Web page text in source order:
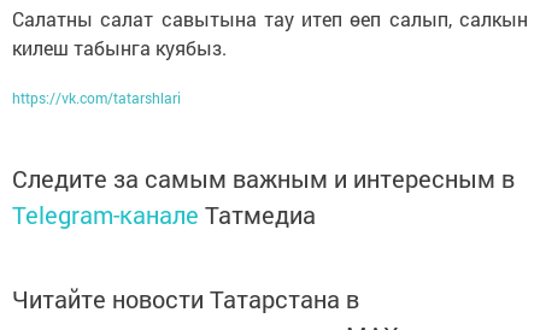
Салатны салат савытына тау итеп өеп салып, салкын
килеш табынга куябыз.
https://vk.com/tatarshlari
Следите за самым важным и интересным в
Telegram-канале Татмедиа
Читайте новости Татарстана в